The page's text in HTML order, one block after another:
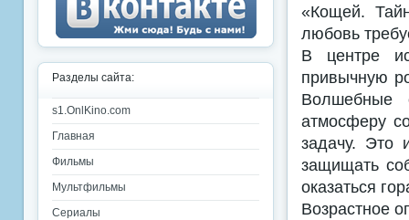
«Кощей.
любовь
В центре
привычную
Волшебные
атмосферу
задачу. Это
защищать
оказаться
Возрастное
Разделы сайта:
s1.OnlKino.com
Главная
Фильмы
Мультфильмы
Сериалы